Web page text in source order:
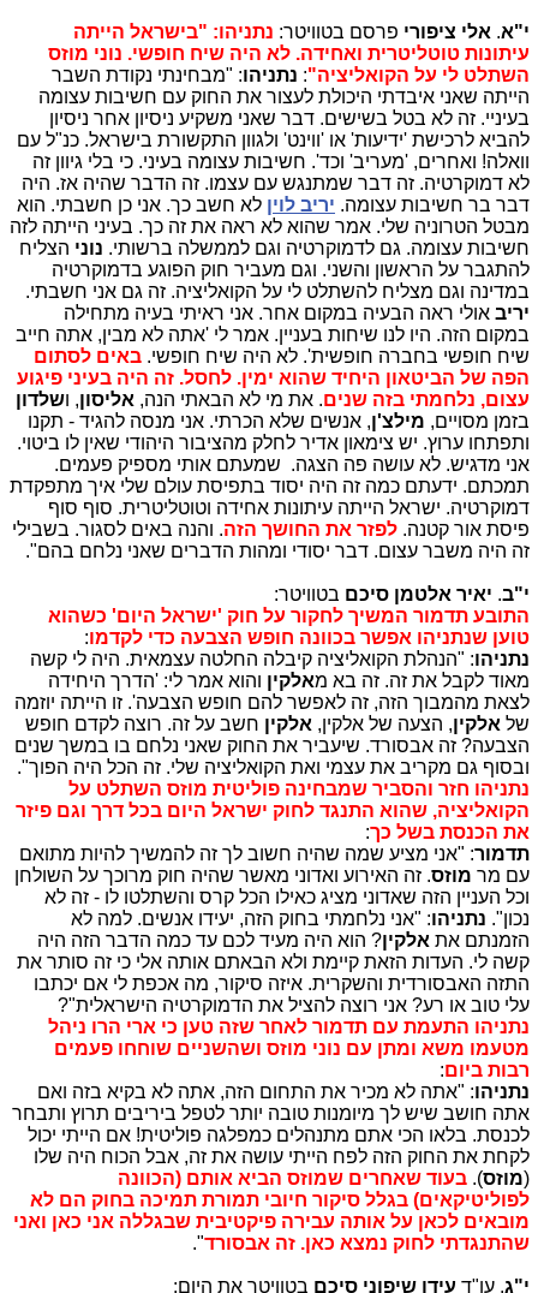
י"א. אלי ציפורי פרסם בטוויטר: נתניהו: "בישראל הייתה
עיתונות טוטליטרית ואחידה. לא היה שיח חופשי. נוני מוזס
השתלט לי על הקואליציה": נתניהו: "מבחינתי נקודת השבר
הייתה שאני איבדתי היכולת לעצור את החוק עם חשיבות עצומה
בעיניי. זה לא בטל בשישים. דבר שאני משקיע ניסיון אחר ניסיון
להביא לרכישת 'ידיעות' או 'ווינט' ולגוון התקשורת בישראל. כנ"ל עם
וואלה! ואחרים, 'מעריב' וכד'. חשיבות עצומה בעיני. כי בלי גיוון זה
לא דמוקרטיה. זה דבר שמתנגש עם עצמו. זה הדבר שהיה אז. היה
דבר בר חשיבות עצומה. יריב לוין לא חשב כך. אני כן חשבתי. הוא
מבטל הטרוניה שלי. אמר שהוא לא ראה את זה כך. בעיני הייתה לזה
חשיבות עצומה. גם לדמוקרטיה וגם לממשלה ברשותי. נוני הצליח
להתגבר על הראשון והשני. וגם מעביר חוק הפוגע בדמוקרטיה
במדינה וגם מצליח להשתלט לי על הקואליציה. זה גם אני חשבתי.
יריב אולי ראה הבעיה במקום אחר. אני ראיתי בעיה מתחילה
במקום הזה. היו לנו שיחות בעניין. אמר לי 'אתה לא מבין, אתה חייב
שיח חופשי בחברה חופשית'. לא היה שיח חופשי. באים לסתום
הפה של הביטאון היחיד שהוא ימין. לחסל. זה היה בעיני פיגוע
עצום, נלחמתי בזה שנים. את מי לא הבאתי הנה, אליסון, ושלדון
בזמן מסויים, מילצ'ן, אנשים שלא הכרתי. אני מנסה להגיד - תקנו
ותפתחו ערוץ. יש צימאון אדיר לחלק מהציבור היהודי שאין לו ביטוי.
אני מדגיש. לא עושה פה הצגה. שמעתם אותי מספיק פעמים.
תמכתם. ידעתם כמה זה היה יסוד בתפיסת עולם שלי איך מתפקדת
דמוקרטיה. ישראל הייתה עיתונות אחידה וטוטליטרית. סוף סוף
פיסת אור קטנה. לפזר את החושך הזה. והנה באים לסגור. בשבילי
זה היה משבר עצום. דבר יסודי ומהות הדברים שאני נלחם בהם".
י"ב. יאיר אלטמן סיכם בטוויטר:
התובע תדמור המשיך לחקור על חוק 'ישראל היום' כשהוא
טוען שנתניהו אפשר בכוונה חופש הצבעה כדי לקדמו:
נתניהו: "הנהלת הקואליציה קיבלה החלטה עצמאית. היה לי קשה
מאוד לקבל את זה. זה בא מאלקין והוא אמר לי: 'הדרך היחידה
לצאת מהמבוך הזה, זה לאפשר להם חופש הצבעה'. זו הייתה יוזמה
של אלקין, הצעה של אלקין, אלקין חשב על זה. רוצה לקדם חופש
הצבעה? זה אבסורד. שיעביר את החוק שאני נלחם בו במשך שנים
ובסוף גם מקריב את עצמי ואת הקואליציה שלי. זה הכל היה הפוך".
נתניהו חזר והסביר שמבחינה פוליטית מוזס השתלט על
הקואליציה, שהוא התנגד לחוק ישראל היום בכל דרך וגם פיזר
את הכנסת בשל כך:
תדמור: "אני מציע שמה שהיה חשוב לך זה להמשיך להיות מתואם
עם מר מוזס. זה האירוע ואדוני מאשר שהיה חוק מרוכך על השולחן
וכל העניין הזה שאדוני מציג כאילו הכל קרס והשתלטו לו - זה לא
נכון". נתניהו: "אני נלחמתי בחוק הזה, יעידו אנשים. למה לא
הזמנתם את אלקין? הוא היה מעיד לכם עד כמה הדבר הזה היה
קשה לי. העדות הזאת קיימת ולא הבאתם אותה אלי כי זה סותר את
התזה האבסורדית והשקרית. איזה סיקור, מה אכפת לי אם יכתבו
עלי טוב או רע? אני רוצה להציל את הדמוקרטיה הישראלית"?
נתניהו התעמת עם תדמור לאחר שזה טען כי ארי הרו ניהל
מטעמו משא ומתן עם נוני מוזס ושהשניים שוחחו פעמים
רבות ביום:
נתניהו: "אתה לא מכיר את התחום הזה, אתה לא בקיא בזה ואם
אתה חושב שיש לך מיומנות טובה יותר לטפל ביריבים תרוץ ותבחר
לכנסת. בלאו הכי אתם מתנהלים כמפלגה פוליטית! אם הייתי יכול
לקחת את החוק הזה לפח הייתי עושה את זה, אבל הכוח היה שלו
(מוזס). בעוד שאחרים שמוזס הביא אותם (הכוונה
לפוליטיקאים) בגלל סיקור חיובי תמורת תמיכה בחוק הם לא
מובאים לכאן על אותה עבירה פיקטיבית שבגללה אני כאן ואני
שהתנגדתי לחוק נמצא כאן. זה אבסורד".
י"ג. עו"ד עידו שיפוני סיכם בטוויטר את היום: